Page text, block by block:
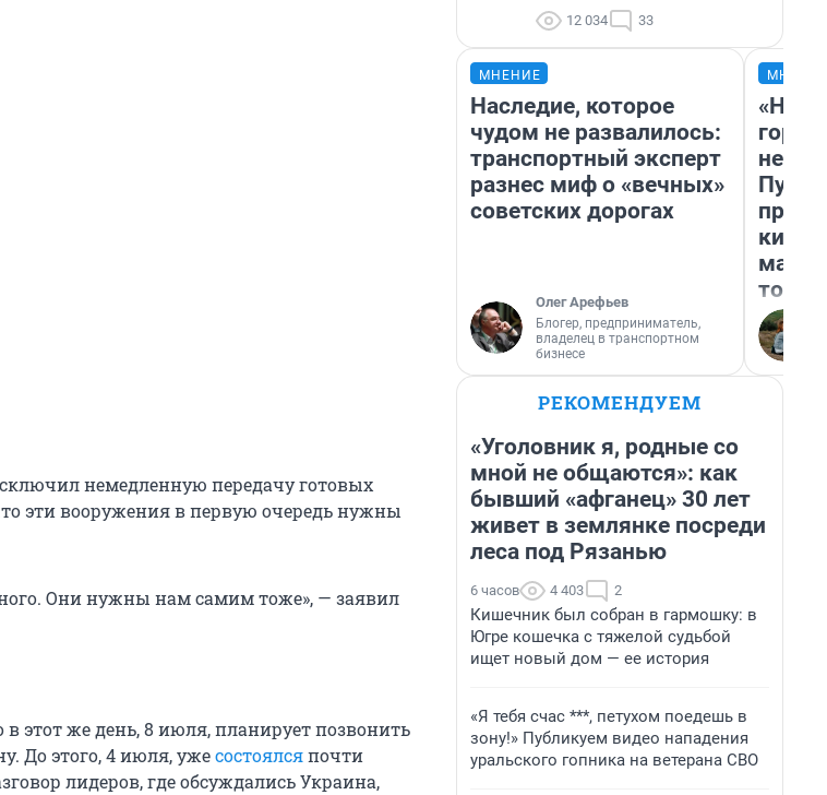
немедленную передачу готовых
эти вооружения в первую очередь нужны
Они нужны нам самим тоже», — заявил
этот же день, 8 июля, планирует позвонить
До этого, 4 июля, ужесостоялсяпочти
лидеров, где обсуждались Украина,
12 034 33
МНЕНИЕ
Наследие, которое
чудом не развалилось:
транспортный эксперт
разнес миф о «вечных»
советских дорогах
Олег Арефьев
Блогер, предприниматель,
владелец в транспортном
бизнесе
«Нет
того
РЕКОМЕНДУЕМ
«Уголовник я, родные со
мной не общаются»: как
бывший «афганец» 30 лет
живет в землянке посреди
леса под Рязанью
6 часов 4 403 2
Кишечник был собран в гармошку: в
Югре кошечка с тяжелой судьбой
ищет новый дом — ее история
«Я тебя счас ***, петухом поедешь в
зону!» Публикуем видео нападения
уральского гопника на ветерана СВО